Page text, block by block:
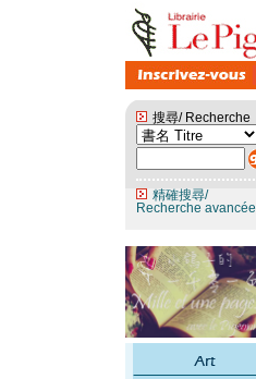
搜尋/ Recherche
精確搜尋/
Recherche avancée